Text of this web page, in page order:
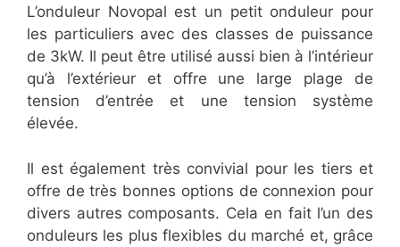
L’onduleur Novopal est un petit onduleur pour
les particuliers avec des classes de puissance
de 3kW. Il peut être utilisé aussi bien à l’intérieur
qu’à l’extérieur et offre une large plage de
tension d’entrée et une tension système
élevée.
Il est également très convivial pour les tiers et
offre de très bonnes options de connexion pour
divers autres composants. Cela en fait l’un des
onduleurs les plus flexibles du marché et, grâce